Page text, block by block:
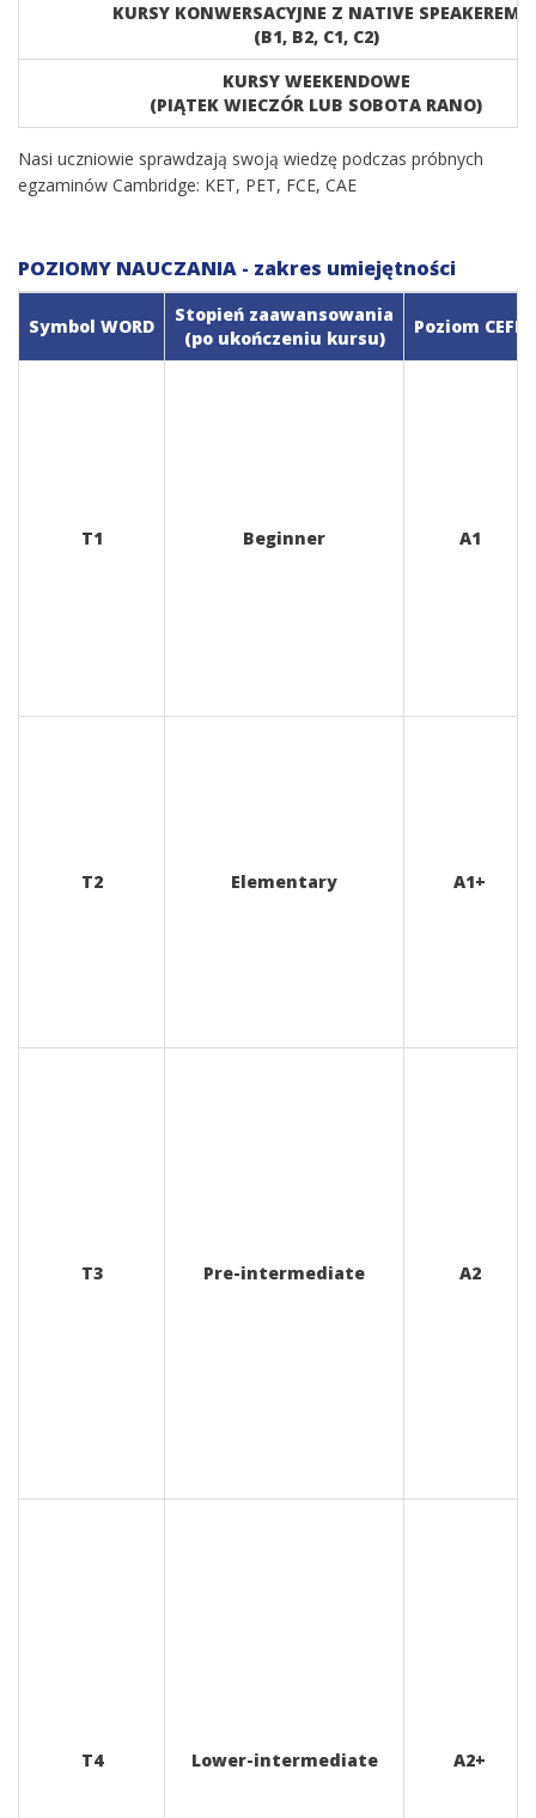
KURSY KONWERSACYJNE Z NATIVE SPEAKEREM
(B1, B2, C1, C2)
KURSY WEEKENDOWE
(PIĄTEK WIECZÓR LUB SOBOTA RANO)
Nasi uczniowie sprawdzają swoją wiedzę podczas próbnych
egzaminów Cambridge: KET, PET, FCE, CAE
POZIOMY NAUCZANIA - zakres umiejętności
Symbol WORD
Stopień zaawansowania
(po ukończeniu kursu)
Poziom CEFR
T1 Beginner A1
T2 Elementary A1+
T3 Pre-intermediate A2
T4 Lower-intermediate A2+